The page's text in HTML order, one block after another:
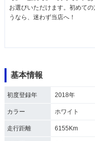
お選びいただけます。初めて
うなら、迷わず当店へ！
基本情報
初度登録年 2018年
カラー ホワイト
走行距離 6155Km